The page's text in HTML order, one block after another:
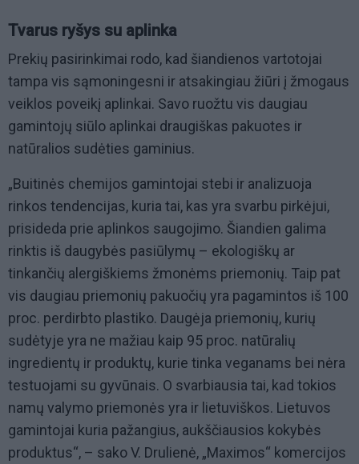
Tvarus ryšys su aplinka
Prekių pasirinkimai rodo, kad šiandienos vartotojai
tampa vis sąmoningesni ir atsakingiau žiūri į žmogaus
veiklos poveikį aplinkai. Savo ruožtu vis daugiau
gamintojų siūlo aplinkai draugiškas pakuotes ir
natūralios sudėties gaminius.
„Buitinės chemijos gamintojai stebi ir analizuoja
rinkos tendencijas, kuria tai, kas yra svarbu pirkėjui,
prisideda prie aplinkos saugojimo. Šiandien galima
rinktis iš daugybės pasiūlymų – ekologiškų ar
tinkančių alergiškiems žmonėms priemonių. Taip pat
vis daugiau priemonių pakuočių yra pagamintos iš 100
proc. perdirbto plastiko. Daugėja priemonių, kurių
sudėtyje yra ne mažiau kaip 95 proc. natūralių
ingredientų ir produktų, kurie tinka veganams bei nėra
testuojami su gyvūnais. O svarbiausia tai, kad tokios
namų valymo priemonės yra ir lietuviškos. Lietuvos
gamintojai kuria pažangius, aukščiausios kokybės
produktus“, – sako V. Drulienė, „Maximos“ komercijos